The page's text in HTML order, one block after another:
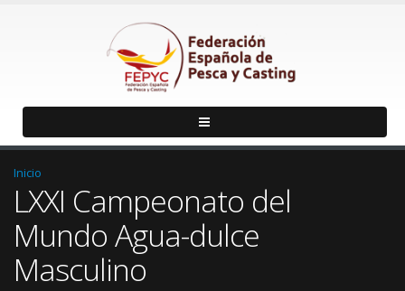
Inicio
LXXI Campeonato del
Mundo Agua-dulce
Masculino